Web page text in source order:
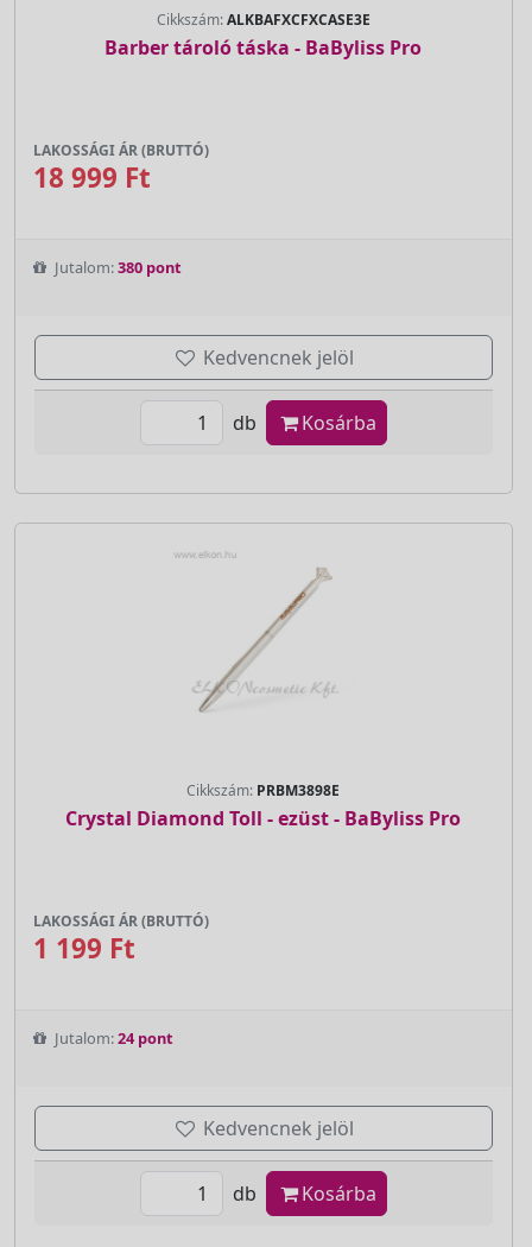
Cikkszám:ALKBAFXCFXCASE3E
Barber tároló táska - BaByliss Pro
LAKOSSÁGI ÁR (BRUTTÓ)
18 999 Ft
Jutalom:380 pont
Kedvencnek jelöl
db Kosárba
Cikkszám: PRBM3898E
Crystal Diamond Toll - ezüst - BaByliss Pro
LAKOSSÁGI ÁR (BRUTTÓ)
1 199 Ft
Jutalom:24 pont
Kedvencnek jelöl
db Kosárba